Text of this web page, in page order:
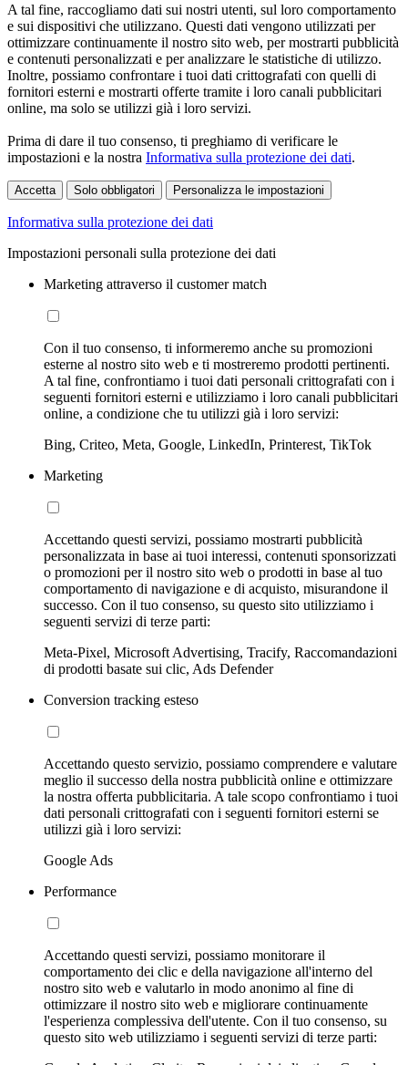
A tal fine, raccogliamo dati sui nostri utenti, sul loro comportamento
e sui dispositivi che utilizzano. Questi dati vengono utilizzati per
ottimizzare continuamente il nostro sito web, per mostrarti pubblicità
e contenuti personalizzati e per analizzare le statistiche di utilizzo.
Inoltre, possiamo confrontare i tuoi dati crittografati con quelli di
fornitori esterni e mostrarti offerte tramite i loro canali pubblicitari
online, ma solo se utilizzi già i loro servizi.
Prima di dare il tuo consenso, ti preghiamo di verificare le
impostazioni e la nostra Informativa sulla protezione dei dati.
Accetta Solo obbligatori Personalizza le impostazioni
Informativa sulla protezione dei dati
Impostazioni personali sulla protezione dei dati
Marketing attraverso il customer match
Con il tuo consenso, ti informeremo anche su promozioni
esterne al nostro sito web e ti mostreremo prodotti pertinenti.
A tal fine, confrontiamo i tuoi dati personali crittografati con i
seguenti fornitori esterni e utilizziamo i loro canali pubblicitari
online, a condizione che tu utilizzi già i loro servizi:
Bing, Criteo, Meta, Google, LinkedIn, Printerest, TikTok
Marketing
Accettando questi servizi, possiamo mostrarti pubblicità
personalizzata in base ai tuoi interessi, contenuti sponsorizzati
o promozioni per il nostro sito web o prodotti in base al tuo
comportamento di navigazione e di acquisto, misurandone il
successo. Con il tuo consenso, su questo sito utilizziamo i
seguenti servizi di terze parti:
Meta-Pixel, Microsoft Advertising, Tracify, Raccomandazioni
di prodotti basate sui clic, Ads Defender
Conversion tracking esteso
Accettando questo servizio, possiamo comprendere e valutare
meglio il successo della nostra pubblicità online e ottimizzare
la nostra offerta pubblicitaria. A tale scopo confrontiamo i tuoi
dati personali crittografati con i seguenti fornitori esterni se
utilizzi già i loro servizi:
Google Ads
Performance
Accettando questi servizi, possiamo monitorare il
comportamento dei clic e della navigazione all'interno del
nostro sito web e valutarlo in modo anonimo al fine di
ottimizzare il nostro sito web e migliorare continuamente
l'esperienza complessiva dell'utente. Con il tuo consenso, su
questo sito web utilizziamo i seguenti servizi di terze parti: